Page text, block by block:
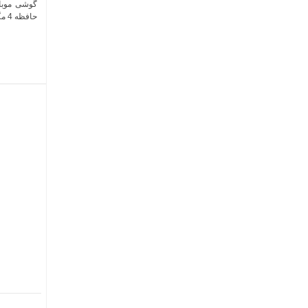
حافظه 4 مگابایت